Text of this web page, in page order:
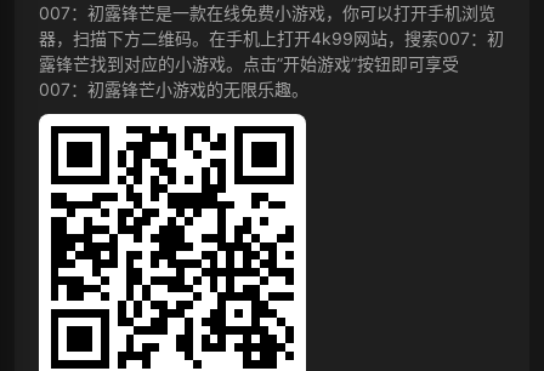
007：初露锋芒是一款在线免费小游戏，你可以打开手机浏览
器，扫描下方二维码。在手机上打开4k99网站，搜索007：初
露锋芒找到对应的小游戏。点击”开始游戏”按钮即可享受
007：初露锋芒小游戏的无限乐趣。